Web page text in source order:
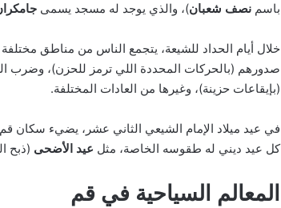
باسمنصف شعبان)، والذي يوجد له مسجد يسمى
خلال أيام الحداد للشيعة، يتجمع الناس من مناطق
صدورهم (بالحركات المحددة اللي ترمز للحزن)، وضرب
(بإيقاعات حزينة)، وغيرها من العادات المختلفة.
في عيد ميلاد الإمام الشيعي الثاني عشر، يضيء سكان
كل عيد ديني له طقوسه الخاصة، مثل عيد الأضحى (ذبح
المعالم السياحية في قم